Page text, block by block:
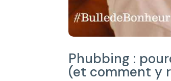
Phubbing :
(et comment y